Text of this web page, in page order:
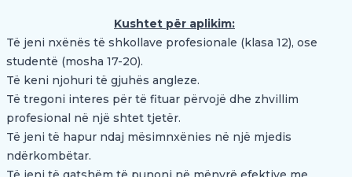
Kushtet për aplikim:
Të jeni nxënës të shkollave profesionale (klasa 12), ose
studentë (mosha 17-20).
Të keni njohuri të gjuhës angleze.
Të tregoni interes për të fituar përvojë dhe zhvillim
profesional në një shtet tjetër.
Të jeni të hapur ndaj mësimnxënies në një mjedis
ndërkombëtar.